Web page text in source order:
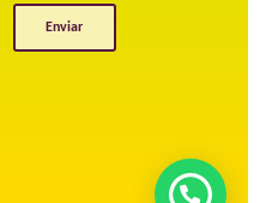
Enviar